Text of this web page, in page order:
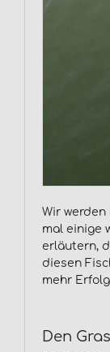
Wir
mal einige
erläutern,
diesen
mehr
Den